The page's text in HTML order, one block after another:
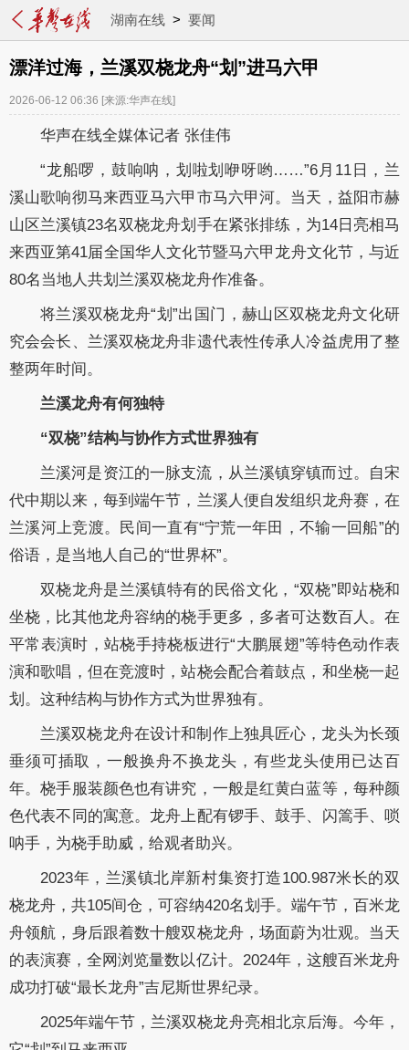
湖南在线> 要闻
漂洋过海，兰溪双桡龙舟“划”进马六甲
2026-06-12 06:36 [来源:华声在线]
华声在线全媒体记者 张佳伟
“龙船啰，鼓响呐，划啦划咿呀哟……”6月11日，兰
溪山歌响彻马来西亚马六甲市马六甲河。当天，益阳市赫
山区兰溪镇23名双桡龙舟划手在紧张排练，为14日亮相马
来西亚第41届全国华人文化节暨马六甲龙舟文化节，与近
80名当地人共划兰溪双桡龙舟作准备。
将兰溪双桡龙舟“划”出国门，赫山区双桡龙舟文化研
究会会长、兰溪双桡龙舟非遗代表性传承人冷益虎用了整
整两年时间。
兰溪龙舟有何独特
“双桡”结构与协作方式世界独有
兰溪河是资江的一脉支流，从兰溪镇穿镇而过。自宋
代中期以来，每到端午节，兰溪人便自发组织龙舟赛，在
兰溪河上竞渡。民间一直有“宁荒一年田，不输一回船”的
俗语，是当地人自己的“世界杯”。
双桡龙舟是兰溪镇特有的民俗文化，“双桡”即站桡和
坐桡，比其他龙舟容纳的桡手更多，多者可达数百人。在
平常表演时，站桡手持桡板进行“大鹏展翅”等特色动作表
演和歌唱，但在竞渡时，站桡会配合着鼓点，和坐桡一起
划。这种结构与协作方式为世界独有。
兰溪双桡龙舟在设计和制作上独具匠心，龙头为长颈
垂须可插取，一般换舟不换龙头，有些龙头使用已达百
年。桡手服装颜色也有讲究，一般是红黄白蓝等，每种颜
色代表不同的寓意。龙舟上配有锣手、鼓手、闪篙手、唢
呐手，为桡手助威，给观者助兴。
2023年，兰溪镇北岸新村集资打造100.987米长的双
桡龙舟，共105间仓，可容纳420名划手。端午节，百米龙
舟领航，身后跟着数十艘双桡龙舟，场面蔚为壮观。当天
的表演赛，全网浏览量数以亿计。2024年，这艘百米龙舟
成功打破“最长龙舟”吉尼斯世界纪录。
2025年端午节，兰溪双桡龙舟亮相北京后海。今年，